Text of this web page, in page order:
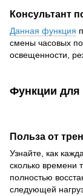
Консультант
Данная функция
смены часовых
освещенности,
Функции для
Польза от
Узнайте, как
сколько времени
полностью
следующей